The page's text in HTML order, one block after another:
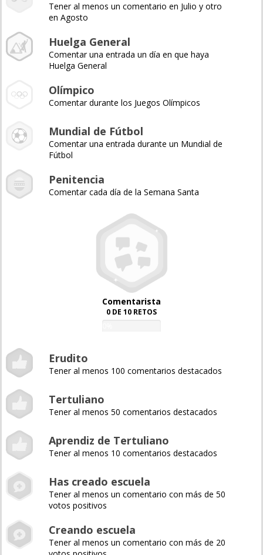
Tener al menos un comentario en Julio y otro
en Agosto
Huelga General
Comentar una entrada un día en que haya
Huelga General
Olímpico
Comentar durante los Juegos Olímpicos
Mundial de Fútbol
Comentar una entrada durante un Mundial de
Fútbol
Penitencia
Comentar cada día de la Semana Santa
Comentarista
0 DE 10 RETOS
Erudito
Tener al menos 100 comentarios destacados
Tertuliano
Tener al menos 50 comentarios destacados
Aprendiz de Tertuliano
Tener al menos 10 comentarios destacados
Has creado escuela
Tener al menos un comentario con más de 50
votos positivos
Creando escuela
Tener al menos un comentario con más de 20